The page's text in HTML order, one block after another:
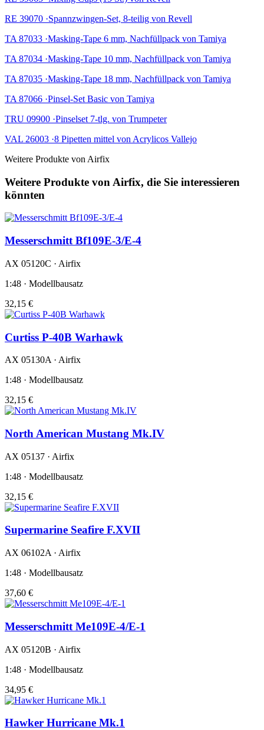
RE 39070 ·Spannzwingen-Set, 8-teilig von Revell
TA 87033 ·Masking-Tape 6 mm, Nachfüllpack von Tamiya
TA 87034 ·Masking-Tape 10 mm, Nachfüllpack von Tamiya
TA 87035 ·Masking-Tape 18 mm, Nachfüllpack von Tamiya
TA 87066 ·Pinsel-Set Basic von Tamiya
TRU 09900 ·Pinselset 7-tlg. von Trumpeter
VAL 26003 ·8 Pipetten mittel von Acrylicos Vallejo
Weitere Produkte von Airfix
Weitere Produkte von Airfix, die Sie interessieren
könnten
Messerschmitt Bf109E-3/E-4
AX 05120C · Airfix
1:48 · Modellbausatz
32,15 €
Curtiss P-40B Warhawk
AX 05130A · Airfix
1:48 · Modellbausatz
32,15 €
North American Mustang Mk.IV
AX 05137 · Airfix
1:48 · Modellbausatz
32,15 €
Supermarine Seafire F.XVII
AX 06102A · Airfix
1:48 · Modellbausatz
37,60 €
Messerschmitt Me109E-4/E-1
AX 05120B · Airfix
1:48 · Modellbausatz
34,95 €
Hawker Hurricane Mk.1